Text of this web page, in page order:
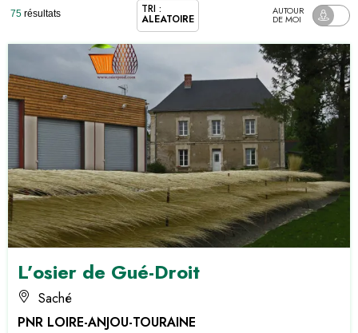
75 résultats TRI :
ALÉATOIRE
AUTOUR
DE MOI
L’osier de Gué-Droit
Saché
PNR LOIRE-ANJOU-TOURAINE